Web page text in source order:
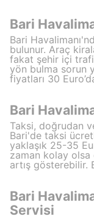
Bari
Bari
bulunur. Araç
fakat şehir içi
yön bulma sorun
fiyatları 30
Bari
Taksi, doğrudan
Bari'de taksi
yaklaşık 25-35
zaman kolay
artış gösterebilir.
Bari
Servisi